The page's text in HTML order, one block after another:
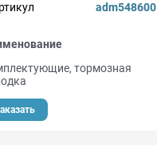
adm548600
тормозная